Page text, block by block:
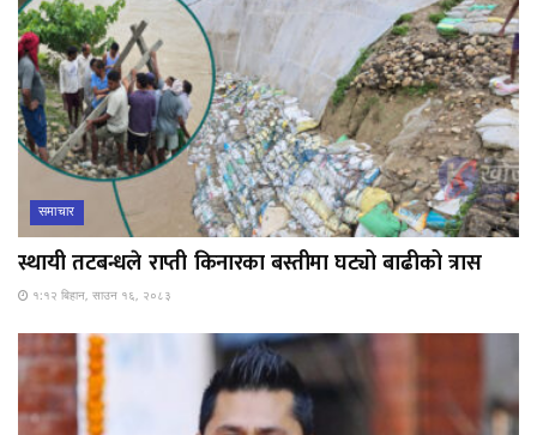
समाचार
स्थायी तटबन्धले राप्ती किनारका बस्तीमा घट्यो बाढीको त्रास
१:१२ बिहान, साउन १६, २०८३